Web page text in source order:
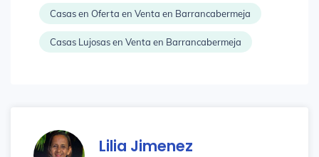
Casas en Oferta en Venta en Barrancabermeja
Casas Lujosas en Venta en Barrancabermeja
Lilia Jimenez